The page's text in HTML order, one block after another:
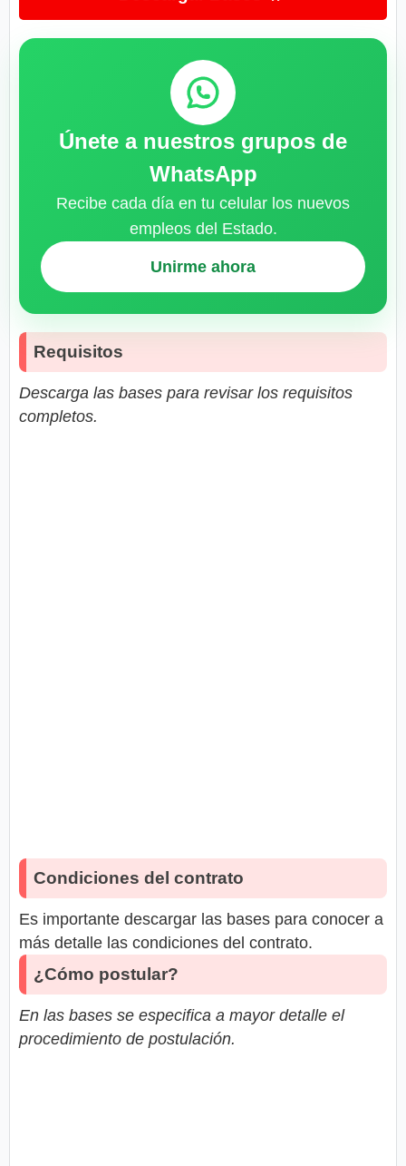
Únete a nuestros grupos de
WhatsApp
Recibe cada día en tu celular los nuevos
empleos del Estado.
Unirme ahora
Requisitos
Descarga las bases para revisar los requisitos
completos.
Condiciones del contrato
Es importante descargar las bases para conocer a
más detalle las condiciones del contrato.
¿Cómo postular?
En las bases se especifica a mayor detalle el
procedimiento de postulación.